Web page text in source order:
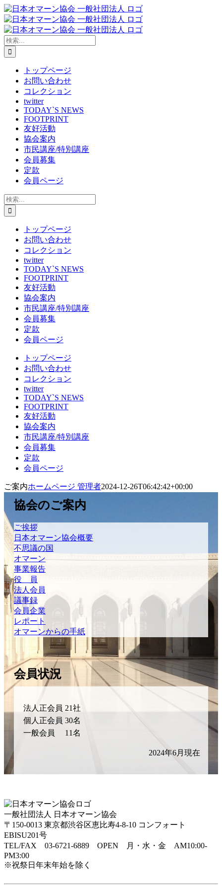
Skip
to
content
検
索
…
トップページ
お問い合わせ
コレクション
twitter
TODAY`S NEWS
FOOTPRINT
友好活動
協会案内
市民講座/特別講座
会員募集
定款
会員ページ
検
索
…
トップページ
お問い合わせ
コレクション
twitter
TODAY`S NEWS
FOOTPRINT
友好活動
協会案内
市民講座/特別講座
会員募集
定款
会員ページ
トップページ
お問い合わせ
コレクション
twitter
TODAY`S NEWS
FOOTPRINT
友好活動
協会案内
市民講座/特別講座
会員募集
定款
会員ページ
ご案内ホームページ 管理者2024-12-26T06:42:42+00:00
協会のご案内
ご挨拶
日本オマーン協会概要
不思議の国
オマーン
事業報告
役 員
法人会員
議事録
会員企業
レポート
オマーンからの手紙
会員状況
法人正会員 21社
個人正会員 30名
一般会員
11名
2024年6月現在
一般社団法人 日本オマーン協会
〒150-0013 東京都渋谷区恵比寿4-8-10 コンフォート
EBISU201号
TEL/FAX 03-6721-6889 OPEN 月・水・金 AM10:00-
PM3:00
※祝祭日年末年始を除く